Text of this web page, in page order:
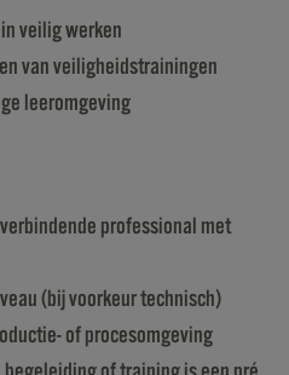
veilig werken
van veiligheidstrainingen
leeromgeving
professional met
(bij voorkeur technisch)
of procesomgeving